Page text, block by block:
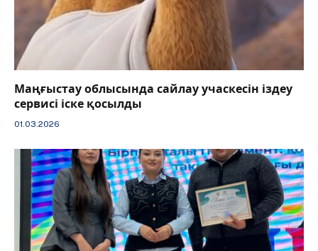
Маңғыстау облысында сайлау учаскесін іздеу
сервисі іске қосылды
01.03.2026